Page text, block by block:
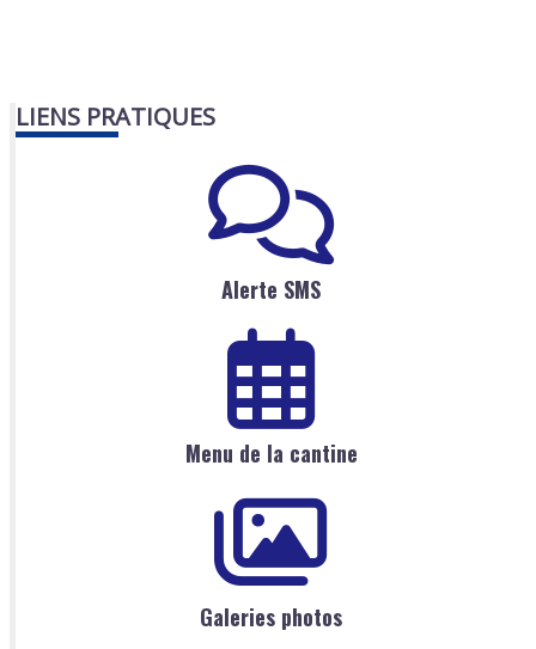
LIENS PRATIQUES
Alerte SMS
Menu de la cantine
Galeries photos